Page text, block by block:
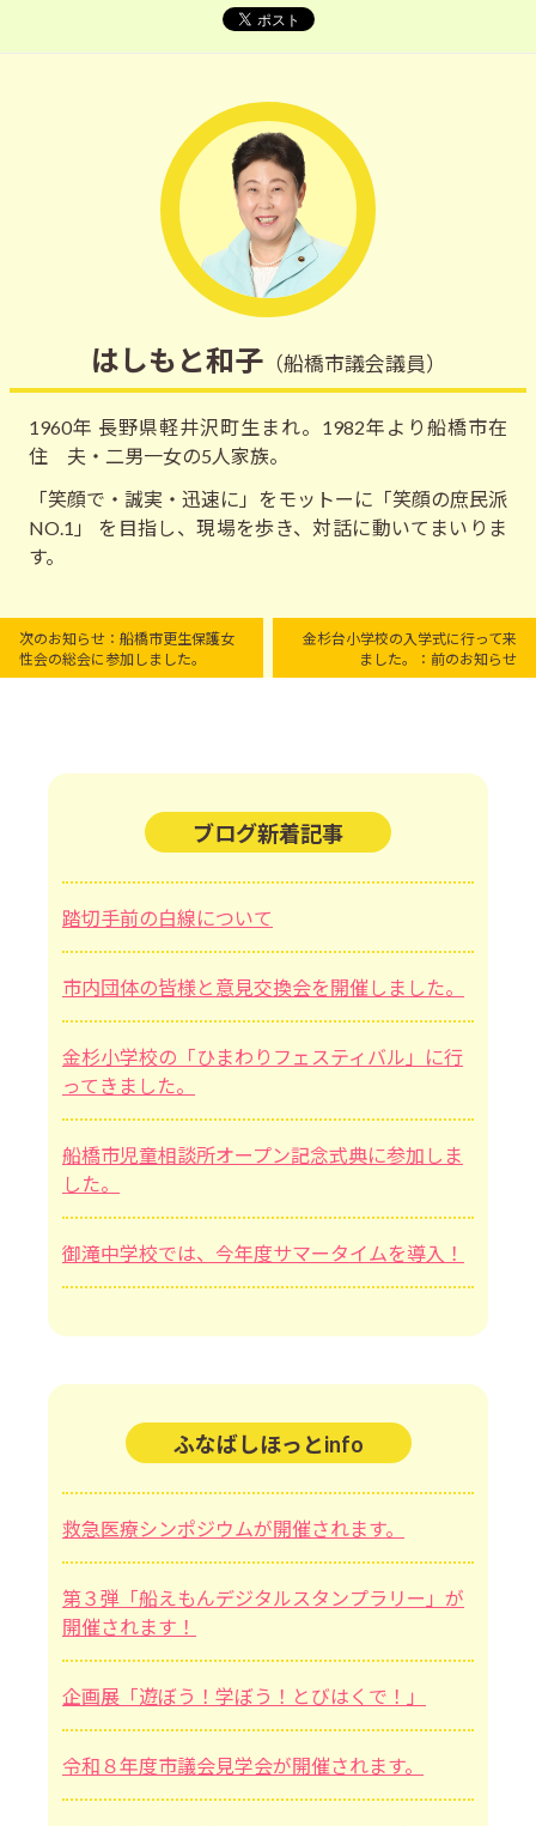
はしもと和子（船橋市議会議員）
1960年 長野県軽井沢町生まれ。1982年より船橋市在
住 夫・二男一女の5人家族。
「笑顔で・誠実・迅速に」をモットーに「笑顔の庶民派
NO.1」 を目指し、現場を歩き、対話に動いてまいりま
す。
次のお知らせ：船橋市更生保護女
性会の総会に参加しました。
金杉台小学校の入学式に行って来
ました。：前のお知らせ
ブログ新着記事
踏切手前の白線について
市内団体の皆様と意見交換会を開催しました。
金杉小学校の「ひまわりフェスティバル」に行
ってきました。
船橋市児童相談所オープン記念式典に参加しま
した。
御滝中学校では、今年度サマータイムを導入！
ふなばしほっとinfo
救急医療シンポジウムが開催されます。
第３弾「船えもんデジタルスタンプラリー」が
開催されます！
企画展「遊ぼう！学ぼう！とびはくで！」
令和８年度市議会見学会が開催されます。